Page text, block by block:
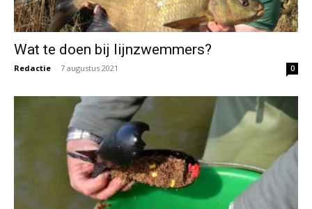
Wat te doen bij lijnzwemmers?
Redactie - 7 augustus 2021 0